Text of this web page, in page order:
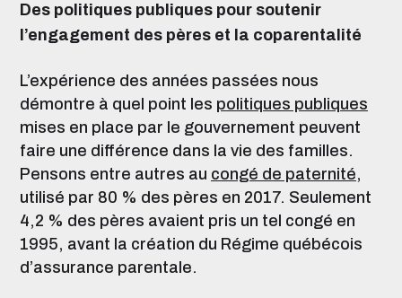
Des politiques publiques pour soutenir
l’engagement des pères et la coparentalité
L’expérience des années passées nous
démontre à quel point les politiques publiques
mises en place par le gouvernement peuvent
faire une différence dans la vie des familles.
Pensons entre autres au congé de paternité,
utilisé par 80 % des pères en 2017. Seulement
4,2 % des pères avaient pris un tel congé en
1995, avant la création du Régime québécois
d’assurance parentale.